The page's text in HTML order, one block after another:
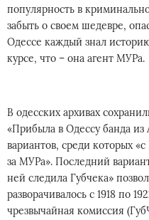
популярность в
забыть о своем шедевре,
Одессе каждый знал
курсе, что – она агент МУРа.
В одесских архивах
«Прибыла в Одессу банда из
вариантов, среди которых
за МУРа». Последний
ней следила Губчека»
разворачивалось с 1918 по
чрезвычайная комиссия